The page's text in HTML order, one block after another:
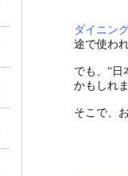
ダイニン
途で使わ
でも、“日
かもしれ
そこで、